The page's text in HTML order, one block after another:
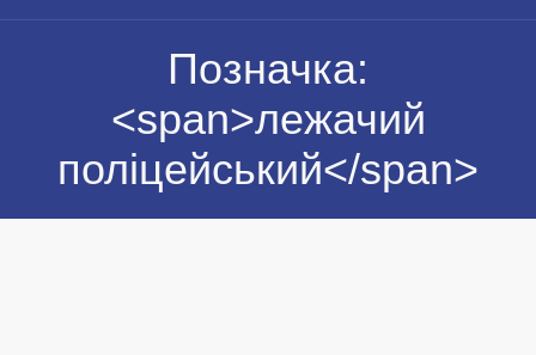
Позначка:
<span>лежачий
поліцейський</span>